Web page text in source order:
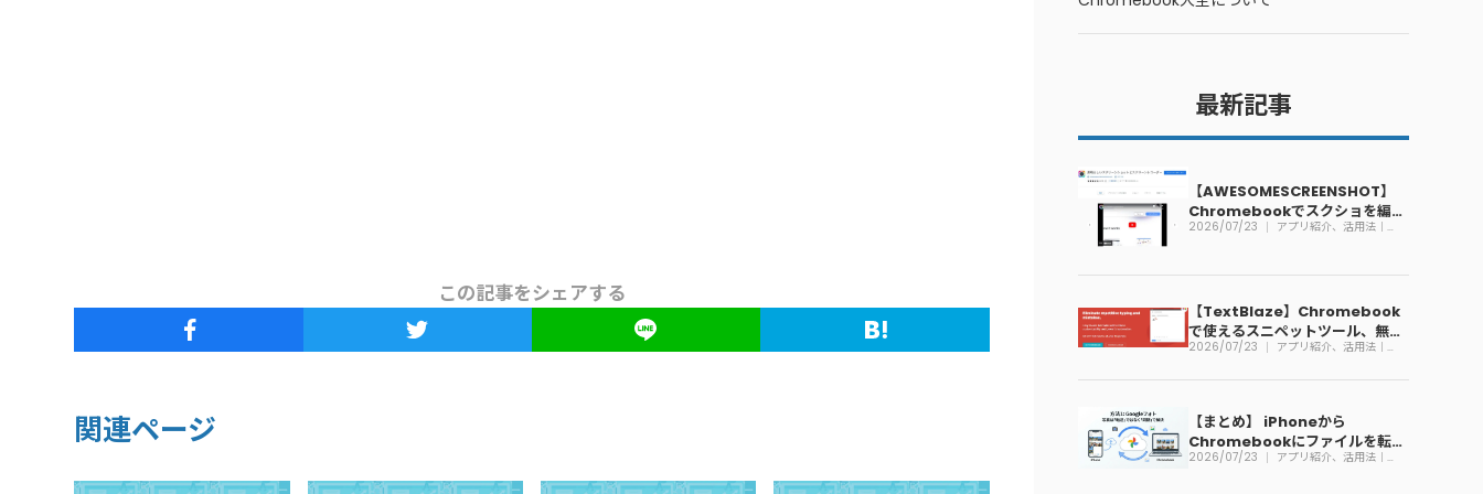
この記事をシェアする
関連ページ
最新記事
【AWESOMESCREENSHOT】
Chromebookでスクショを編集
できる拡張機能
2026/07/23 アプリ紹介、活用法｜
【TextBlaze】Chromebook
で使えるスニペットツール、無料
で利用可能
2026/07/23 アプリ紹介、活用法｜
【まとめ】 iPhoneから
Chromebookにファイルを転送
する方法
2026/07/23 アプリ紹介、活用法｜